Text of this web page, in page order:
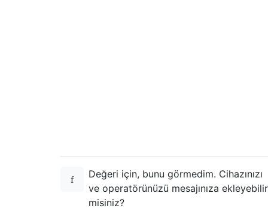
Değeri için, bunu görmedim. Cihazınızı
ve operatörünüzü mesajınıza ekleyebilir
misiniz?